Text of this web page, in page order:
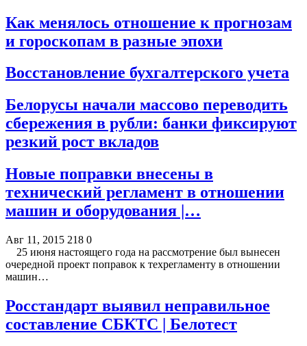
Как менялось отношение к прогнозам
и гороскопам в разные эпохи
Восстановление бухгалтерского учета
Белорусы начали массово переводить
сбережения в рубли: банки фиксируют
резкий рост вкладов
Новые поправки внесены в
технический регламент в отношении
машин и оборудования |…
Авг 11, 2015 218 0
25 июня настоящего года на рассмотрение был вынесен
очередной проект поправок к техрегламенту в отношении
машин…
Росстандарт выявил неправильное
составление СБКТС | Белотест